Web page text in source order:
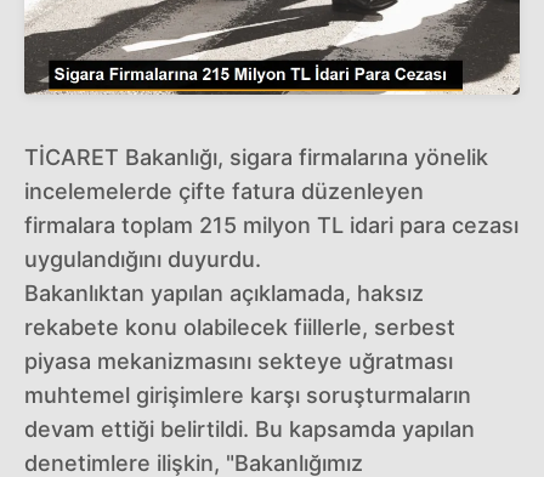
TİCARET Bakanlığı, sigara firmalarına yönelik
incelemelerde çifte fatura düzenleyen
firmalara toplam 215 milyon TL idari para cezası
uygulandığını duyurdu.
Bakanlıktan yapılan açıklamada, haksız
rekabete konu olabilecek fiillerle, serbest
piyasa mekanizmasını sekteye uğratması
muhtemel girişimlere karşı soruşturmaların
devam ettiği belirtildi. Bu kapsamda yapılan
denetimlere ilişkin, "Bakanlığımız